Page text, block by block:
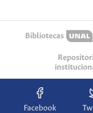
Bibliotecas
Facebook